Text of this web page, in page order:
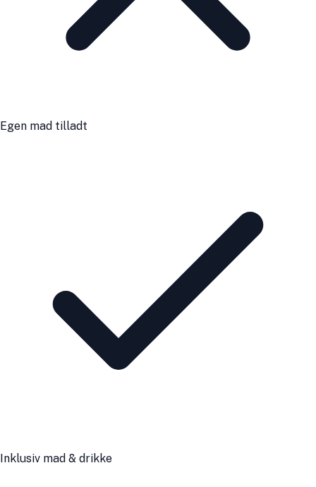
Egen mad tilladt
Inklusiv mad & drikke